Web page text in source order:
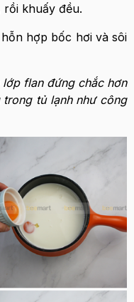
rồi khuấy đều.
hợp bốc hơi và sôi
flan đứng chắc hơn
tủ lạnh như công